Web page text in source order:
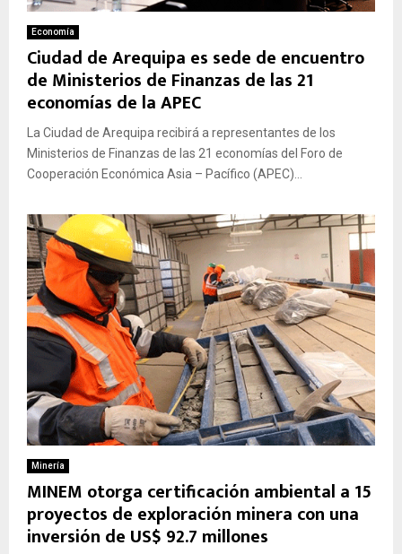
Economía
Ciudad de Arequipa es sede de encuentro
de Ministerios de Finanzas de las 21
economías de la APEC
La Ciudad de Arequipa recibirá a representantes de los
Ministerios de Finanzas de las 21 economías del Foro de
Cooperación Económica Asia – Pacífico (APEC)...
Minería
MINEM otorga certificación ambiental a 15
proyectos de exploración minera con una
inversión de US$ 92.7 millones